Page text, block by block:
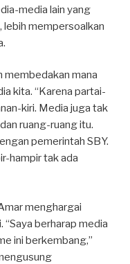
media lain yang
lebih mempersoalkan
membedakan mana
kita. “Karena partai-
kiri. Media juga tak
ruang-ruang itu.
pemerintah SBY.
hampir tak ada
menghargai
“Saya berharap media
ini berkembang,”